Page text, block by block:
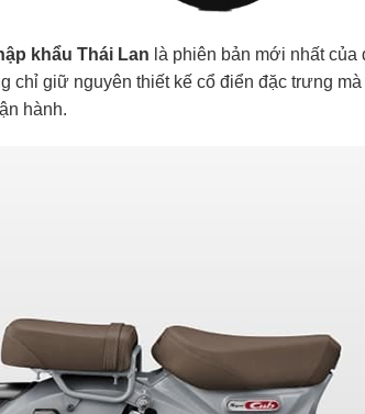
khẩu Thái Lan là phiên bản mới nhất
chỉ giữ nguyên thiết kế cổ điển đặc trưng
hành.